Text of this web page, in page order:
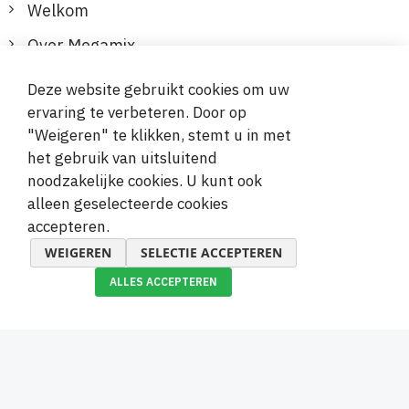
Welkom
Over Megamix
Informatie
Klantenservice
Veilige en gemakkelijke betalingen
Deze website gebruikt cookies om uw
ervaring te verbeteren. Door op
"Weigeren" te klikken, stemt u in met
het gebruik van uitsluitend
noodzakelijke cookies. U kunt ook
alleen geselecteerde cookies
accepteren.
WEIGEREN SELECTIE ACCEPTEREN
ALLES ACCEPTEREN